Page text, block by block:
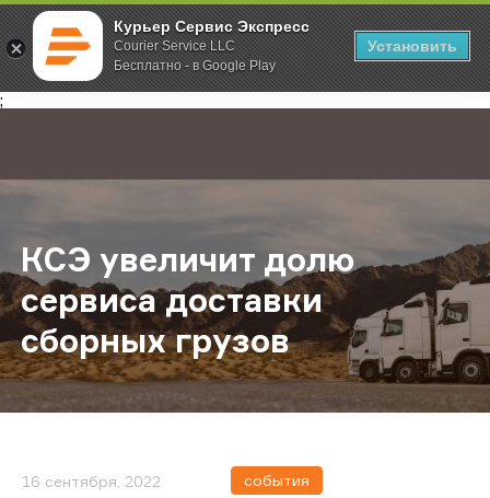
Курьер Сервис Экспресс
Courier Service LLC
Бесплатно - в Google Play
Установить
;
Главная О компании Новости КСЭ увеличит долю сервиса
КСЭ увеличит долю
сервиса доставки
сборных грузов
16 сентября, 2022 события